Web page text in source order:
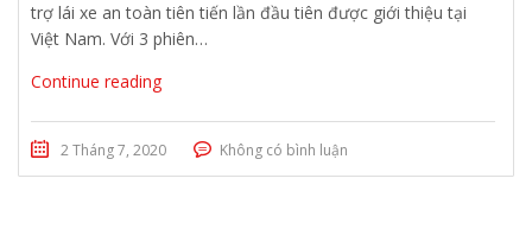
trợ lái xe an toàn tiên tiến lần đầu tiên được giới thiệu tại
Việt Nam. Với 3 phiên…
Continue reading
2 Tháng 7, 2020 Không có bình luận